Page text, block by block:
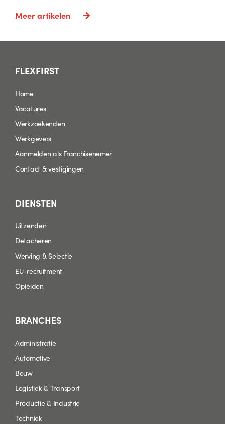
Meer artikelen
FLEXFIRST
Home
Vacatures
Werkzoekenden
Werkgevers
Aanmelden als Franchisenemer
Contact & vestigingen
DIENSTEN
Uitzenden
Detacheren
Werving & Selectie
EU-recruitment
Opleiden
BRANCHES
Administratie
Automotive
Bouw
Logistiek & Transport
Productie & Industrie
Techniek